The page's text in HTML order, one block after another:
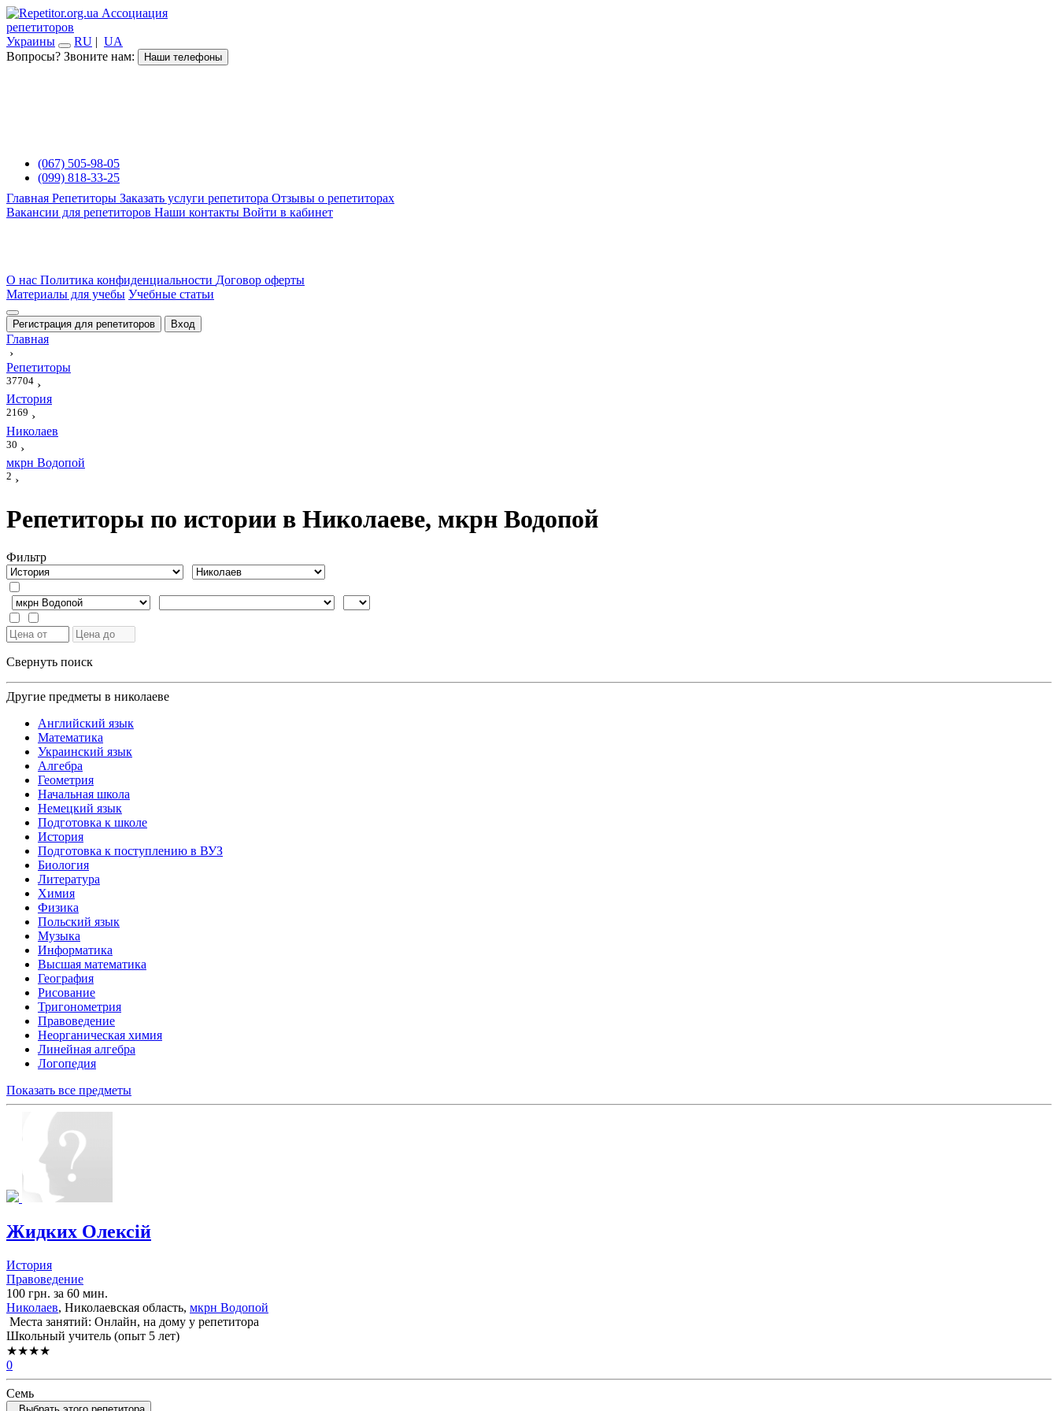
Ассоциация
репетиторов
Украины
RU | UA
Вопросы? Звоните нам:
Наши телефоны
(067) 505-98-05
(099) 818-33-25
Главная Репетиторы Заказать услуги репетитора Отзывы о репетиторах
Вакансии для репетиторов Наши контакты Войти в кабинет
О нас Политика конфиденциальности Договор оферты
Материалы для учебы Учебные статьи
Регистрация для репетиторов Вход
Главная
›
Репетиторы
37704 ›
История
2169 ›
Николаев
30 ›
мкрн Водопой
2 ›
Репетиторы по истории в Николаеве, мкрн Водопой
Фильтр
Свернуть поиск
Другие предметы в николаеве
Английский язык
Математика
Украинский язык
Алгебра
Геометрия
Начальная школа
Немецкий язык
Подготовка к школе
История
Подготовка к поступлению в ВУЗ
Биология
Литература
Химия
Физика
Польский язык
Музыка
Информатика
Высшая математика
География
Рисование
Тригонометрия
Правоведение
Неорганическая химия
Линейная алгебра
Логопедия
Показать все предметы
Жидких Олексій
История
Правоведение
100 грн. за 60 мин.
Николаев, Николаевская область, мкрн Водопой
Места занятий: Онлайн, на дому у репетитора
Школьный учитель (опыт 5 лет)
★★★★
0
Семь